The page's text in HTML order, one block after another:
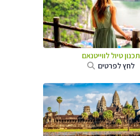
תכנון טיול לווייטנאם
לחץ לפרטים